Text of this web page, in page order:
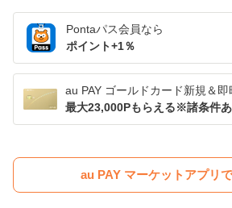
Pontaパス会員なら
ポイント+1％
au PAY ゴールドカード新規＆即
最大23,000Pもらえる※諸条件あ
au PAY マーケットアプリ